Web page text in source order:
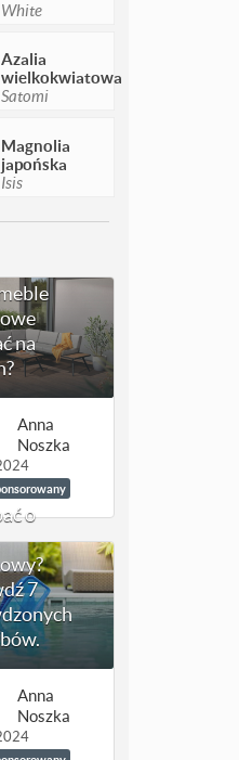
White
Azalia
wielkokwiatowa
Satomi
Magnolia
japońska
Isis
na
Anna
Noszka
o
7
Anna
Noszka